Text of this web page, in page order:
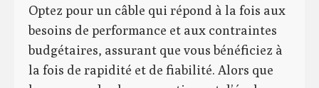
Optez pour un câble qui répond à la fois aux
besoins de performance et aux contraintes
budgétaires, assurant que vous bénéficiez à
la fois de rapidité et de fiabilité. Alors que